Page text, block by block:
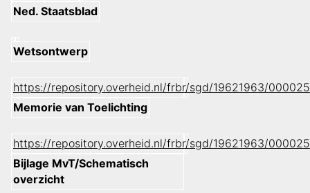
Ned. Staatsblad
Wetsontwerp
https://repository.overheid.nl/frbr/sgd/19621963/
Memorie van Toelichting
https://repository.overheid.nl/frbr/sgd/19621963/
Bijlage MvT/Schematisch
overzicht